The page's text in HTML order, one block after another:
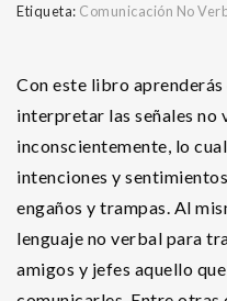
Etiqueta: Comunicación No
Con este libro
interpretar las señales no
inconscientemente, lo
intenciones y
engaños y trampas. Al
lenguaje no verbal para
amigos y jefes aquello